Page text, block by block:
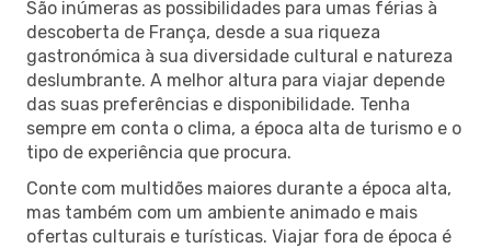
São inúmeras as possibilidades para umas férias à
descoberta de França, desde a sua riqueza
gastronómica à sua diversidade cultural e natureza
deslumbrante. A melhor altura para viajar depende
das suas preferências e disponibilidade. Tenha
sempre em conta o clima, a época alta de turismo e o
tipo de experiência que procura.
Conte com multidões maiores durante a época alta,
mas também com um ambiente animado e mais
ofertas culturais e turísticas. Viajar fora de época é